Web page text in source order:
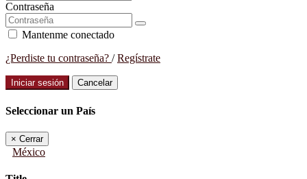
Contraseña
Mantenme conectado
¿Perdiste tu contraseña? /Regístrate
Iniciar sesión Cancelar
Seleccionar un País
× Cerrar
México